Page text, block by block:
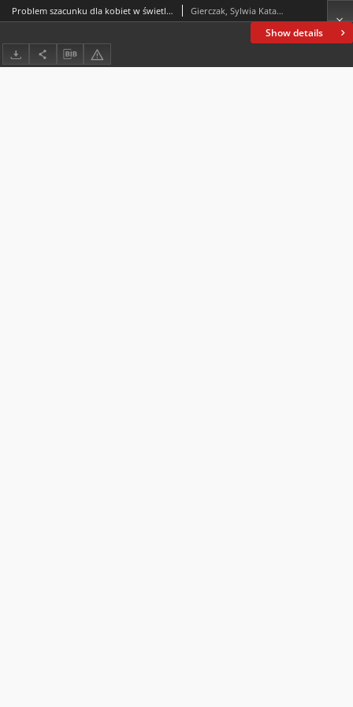
Show details
Problem szacunku dla kobiet w świetle wybranych tekstów współczesnej muzyki folkowej. Na przykładzie repertuaru grupy „Same Suki” Gierczak, Sylwia Katarzyna